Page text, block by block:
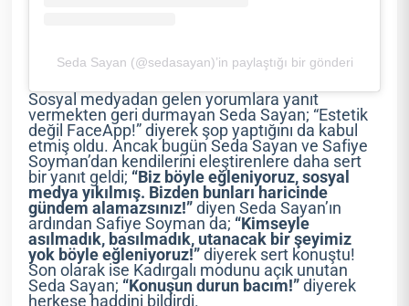
Seda Sayan (@sedasayan)’in paylaştığı bir gönderi
Sosyal medyadan gelen yorumlara yanıt
vermekten geri durmayan Seda Sayan; “Estetik
değil FaceApp!” diyerek şop yaptığını da kabul
etmiş oldu. Ancak bugün Seda Sayan ve Safiye
Soyman’dan kendilerini eleştirenlere daha sert
bir yanıt geldi; “Biz böyle eğleniyoruz, sosyal
medya yıkılmış. Bizden bunları haricinde
gündem alamazsınız!” diyen Seda Sayan’ın
ardından Safiye Soyman da; “Kimseyle
asılmadık, basılmadık, utanacak bir şeyimiz
yok böyle eğleniyoruz!” diyerek sert konuştu!
Son olarak ise Kadırgalı modunu açık unutan
Seda Sayan; “Konuşun durun bacım!” diyerek
herkese haddini bildirdi.